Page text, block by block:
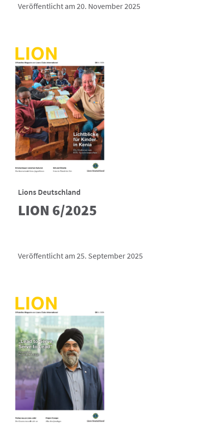
Veröffentlicht am 20. November 2025
Lions Deutschland
LION 6/2025
Veröffentlicht am 25. September 2025